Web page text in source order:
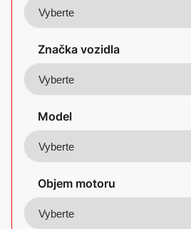
Značka vozidla
Model
Objem motoru